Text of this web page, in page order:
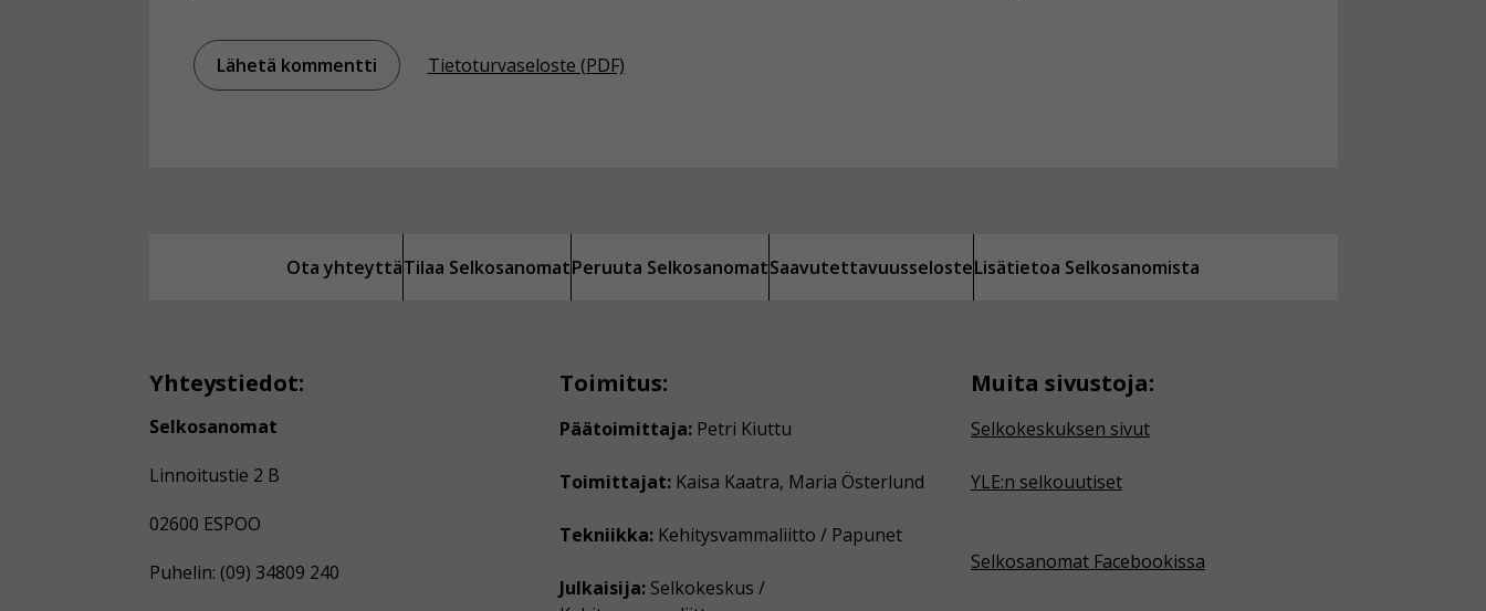
Tietoturvaseloste (PDF)
Ota yhteyttäTilaa SelkosanomatPeruuta SelkosanomatSaavutettavuusselosteLisätietoa Selkosanomista
Yhteystiedot:
Selkosanomat
Linnoitustie 2 B
02600 ESPOO
Puhelin: (09) 34809 240
Toimitus:
Päätoimittaja: Petri Kiuttu
Toimittajat: Kaisa Kaatra, Maria Österlund
Tekniikka: Kehitysvammaliitto / Papunet
Julkaisija: Selkokeskus /
Muita sivustoja:
Selkokeskuksen sivut
YLE:n selkouutiset
Selkosanomat Facebookissa